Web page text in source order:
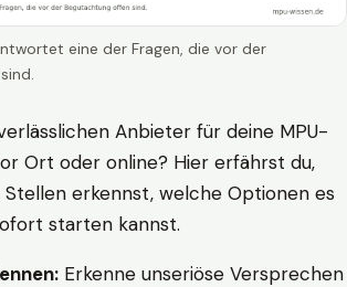
eine der Fragen, die vor der
Anbieter für deine MPU-
Ort oder online? Hier erfährst du,
Stellen erkennst, welche Optionen es
starten kannst.
Erkenne unseriöse Versprechen